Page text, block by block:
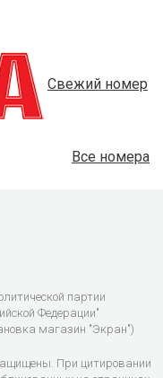
Свежий номер
Все номера
партии
Федерации"
магазин "Экран")
При цитировании